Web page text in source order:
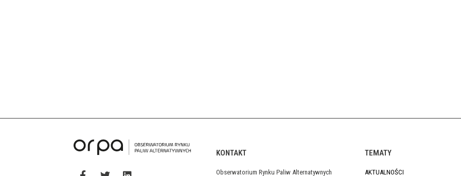
KONTAKT
Obserwatorium Rynku Paliw Alternatywnych
TEMATY
AKTUALNOŚCI